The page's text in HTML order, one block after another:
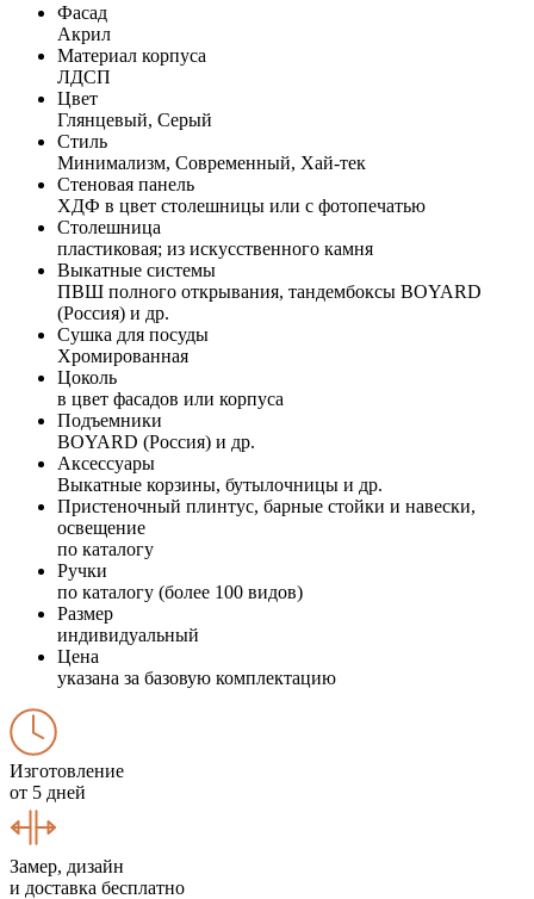
Фасад
Акрил
Материал корпуса
ЛДСП
Цвет
Глянцевый, Серый
Стиль
Минимализм, Современный, Хай-тек
Стеновая панель
ХДФ в цвет столешницы или с фотопечатью
Столешница
пластиковая; из искусственного камня
Выкатные системы
ПВШ полного открывания, тандембоксы BOYARD
(Россия) и др.
Сушка для посуды
Хромированная
Цоколь
в цвет фасадов или корпуса
Подъемники
BOYARD (Россия) и др.
Аксессуары
Выкатные корзины, бутылочницы и др.
Пристеночный плинтус, барные стойки и навески,
освещение
по каталогу
Ручки
по каталогу (более 100 видов)
Размер
индивидуальный
Цена
указана за базовую комплектацию
Изготовление
от 5 дней
Замер, дизайн
и доставка бесплатно